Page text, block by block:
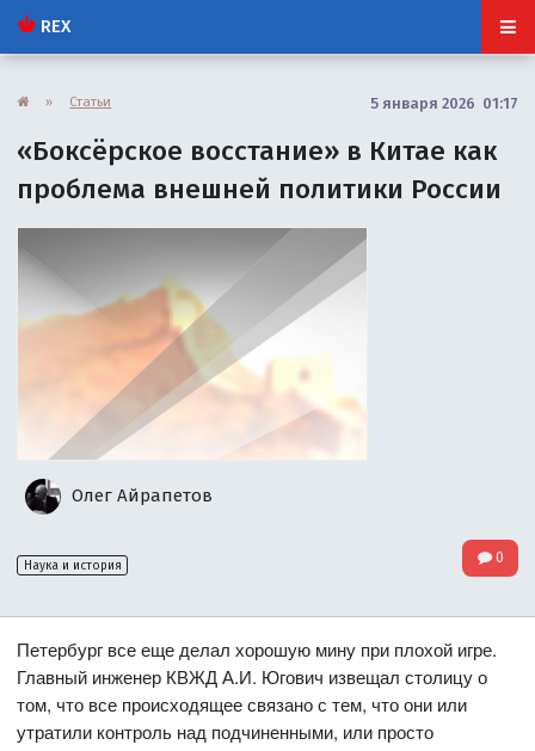
REX
» Статьи 5 января 2026 01:17
«Боксёрское восстание» в Китае как
проблема внешней политики России
Олег Айрапетов
Наука и история 0
Петербург все еще делал хорошую мину при плохой игре.
Главный инженер КВЖД А.И. Югович извещал столицу о
том, что все происходящее связано с тем, что они или
утратили контроль над подчиненными, или просто